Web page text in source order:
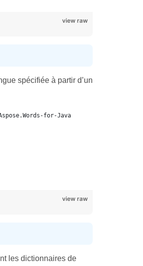
view raw
spécifiée à partir d’un
for-Java
view raw
les dictionnaires de